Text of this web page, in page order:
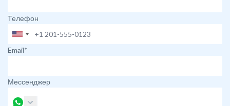
Телефон
Email*
Мессенджер